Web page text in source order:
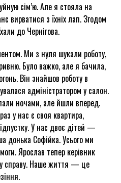
сім’ю. Але я стояла на
вирватися з їхніх лап. Згодом
до Чернігова.
Ми з нуля шукали роботу,
Було важко, але я бачила,
Він знайшов роботу в
адміністратором у салон.
ночами, але йшли вперед.
у нас є своя квартира,
У нас двоє дітей —
донька Софійка. Усього ми
Ярослав тепер керівник
справу. Наше життя — це